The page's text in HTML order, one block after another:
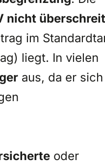
nicht
im
liegt. In vielen
aus, da er sich
oder